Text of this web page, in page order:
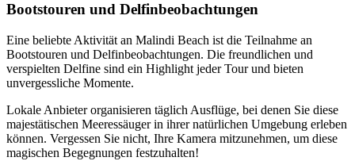
Bootstouren und Delfinbeobachtungen
Eine beliebte Aktivität an Malindi Beach ist die Teilnahme an
Bootstouren und Delfinbeobachtungen. Die freundlichen und
verspielten Delfine sind ein Highlight jeder Tour und bieten
unvergessliche Momente.
Lokale Anbieter organisieren täglich Ausflüge, bei denen Sie diese
majestätischen Meeressäuger in ihrer natürlichen Umgebung erleben
können. Vergessen Sie nicht, Ihre Kamera mitzunehmen, um diese
magischen Begegnungen festzuhalten!